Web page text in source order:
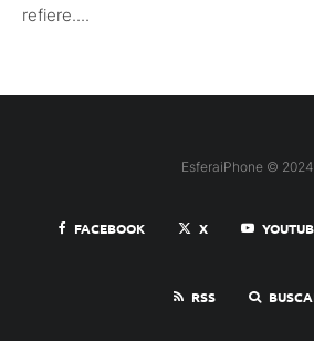
refiere....
EsferaiPhone © 2024
FACEBOOK X
RSS